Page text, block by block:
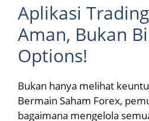
Aplikasi
Aman, Bukan
Options!
Bukan hanya melihat
Bermain Saham Forex,
bagaimana mengelola